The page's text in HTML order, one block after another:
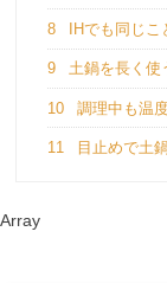
8 IHでも同じこ
9 土鍋を長く使
10 調理中も温
11 目止めで土
Array